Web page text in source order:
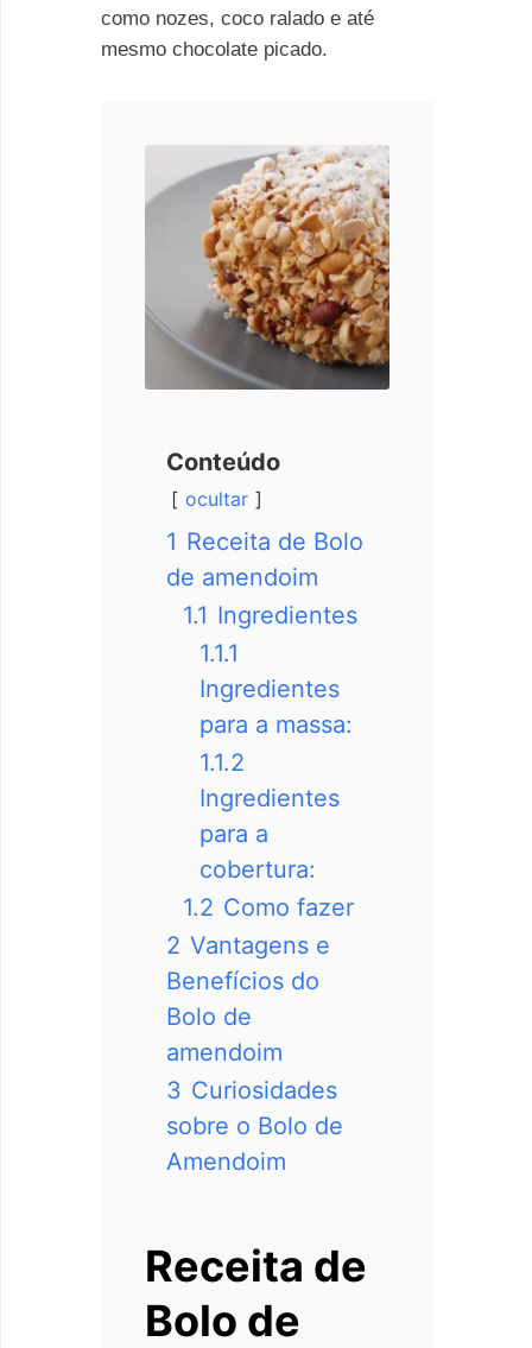
como nozes, coco ralado e até
mesmo chocolate picado.
Conteúdo
ocultar
1 Receita de Bolo
de amendoim
1.1 Ingredientes
1.1.1
Ingredientes
para a massa:
1.1.2
Ingredientes
para a
cobertura:
1.2 Como fazer
2 Vantagens e
Benefícios do
Bolo de
amendoim
3 Curiosidades
sobre o Bolo de
Amendoim
Receita de
Bolo de